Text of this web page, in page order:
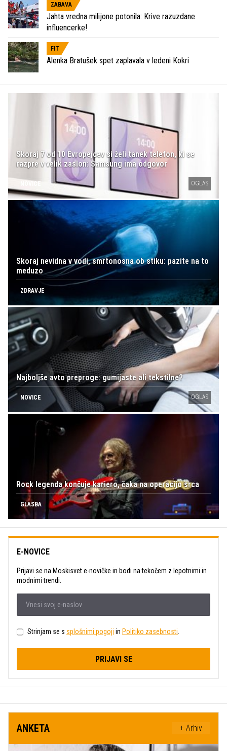
ZABAVA
Jahta vredna milijone potonila: Krive razuzdane
influencerke!
FIT
Alenka Bratušek spet zaplavala v ledeni Kokri
Skoraj 7 od 10 Evropejcev si želi tanek telefon, ki se
razpre v velik zaslon: Samsung ima odgovor
NOVICE OGLAS
Skoraj nevidna v vodi, smrtonosna ob stiku: pazite na to
meduzo
ZDRAVJE
Najboljše avto preproge: gumijaste ali tekstilne?
NOVICE OGLAS
Rock legenda končuje kariero, čaka na operacijo srca
GLASBA
E-NOVICE
Prijavi se na Moskisvet e-novičke in bodi na tekočem z lepotnimi in
modnimi trendi.
Strinjam se s splošnimi pogoji in Politiko zasebnosti.
PRIJAVI SE
ANKETA + Arhiv